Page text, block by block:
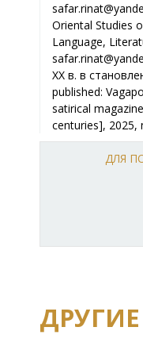
ДЛЯ